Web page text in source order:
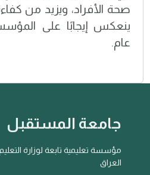
صحة الأفراد، ويزيد من
ينعكس إيجابًا على
عام.
جامعة المستقبل
مؤسسة تعليمية تابعة لوزارة
العراق